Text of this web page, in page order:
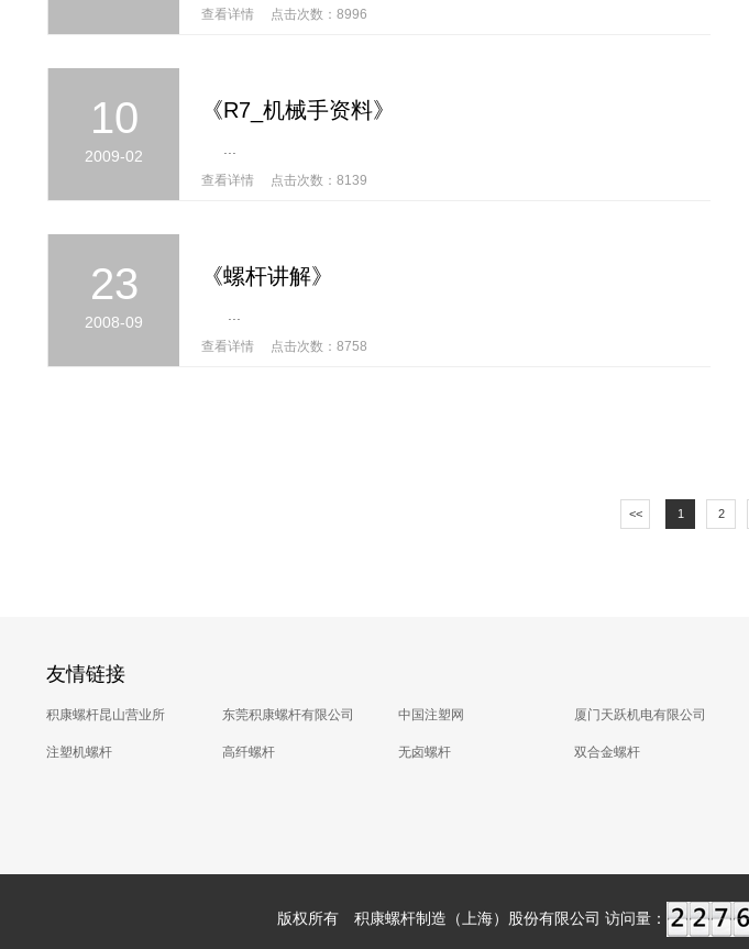
查看详情 点击次数：8996
10
2009-02
《R7_机械手资料》
查看详情 点击次数：8139
23
2008-09
《螺杆讲解》
查看详情 点击次数：8758
<< 1 2
友情链接
积康螺杆昆山营业所 东莞积康螺杆有限公司 中国注塑网 厦门天跃机电有限公司
注塑机螺杆 高纤螺杆 无卤螺杆 双合金螺杆
版权所有 积康螺杆制造（上海）股份有限公司 访问量：